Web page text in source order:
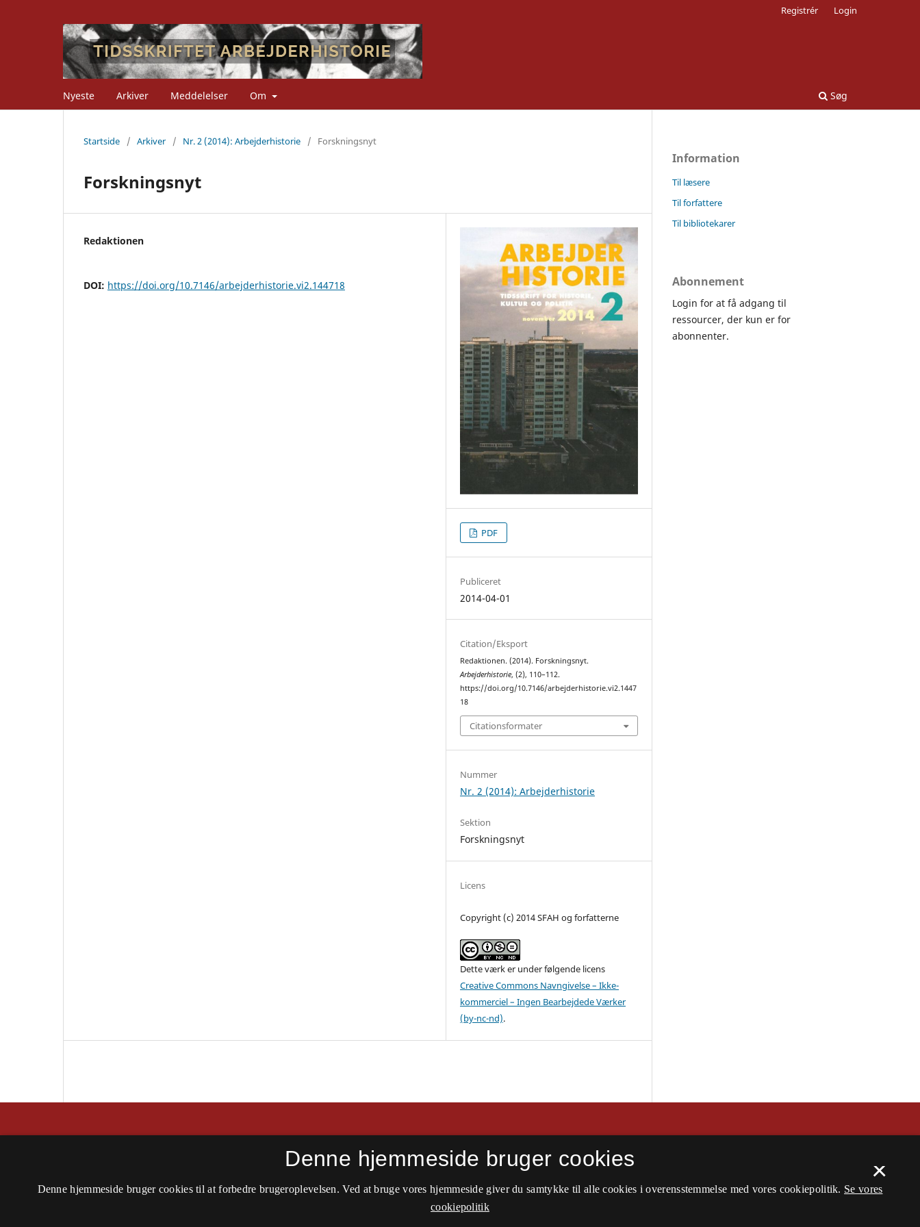
Nyeste Arkiver Meddelelser Om Søg
Registrér Login
Startside / Arkiver / Nr. 2 (2014): Arbejderhistorie / Forskningsnyt
Forskningsnyt
Redaktionen
DOI: https://doi.org/10.7146/arbejderhistorie.vi2.144718
PDF
Publiceret
2014-04-01
Citation/Eksport
Redaktionen. (2014). Forskningsnyt.
Arbejderhistorie, (2), 110–112.
https://doi.org/10.7146/arbejderhistorie.vi2.1447
18
Citationsformater
Nummer
Nr. 2 (2014): Arbejderhistorie
Sektion
Forskningsnyt
Licens
Copyright (c) 2014 SFAH og forfatterne
Dette værk er under følgende licens
Creative Commons Navngivelse – Ikke-
kommerciel – Ingen Bearbejdede Værker
(by-nc-nd).
Information
Til læsere
Til forfattere
Til bibliotekarer
Abonnement
Login for at få adgang til
ressourcer, der kun er for
abonnenter.
ISSN 2794-9516 (Online)
×
Denne hjemmeside bruger cookies
Denne hjemmeside bruger cookies til at forbedre brugeroplevelsen. Ved at bruge vores hjemmeside giver du samtykke til alle cookies i overensstemmelse med vores cookiepolitik. Se vores
cookiepolitik